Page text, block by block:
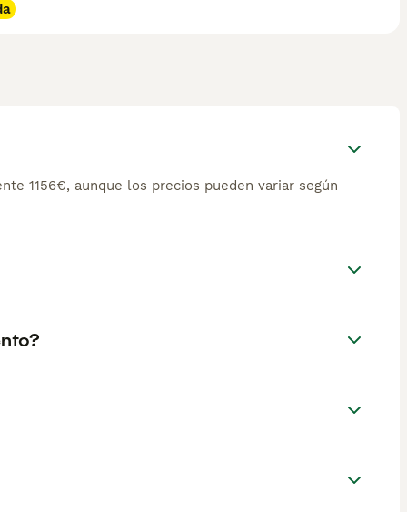
1156€, aunque los precios pueden variar según